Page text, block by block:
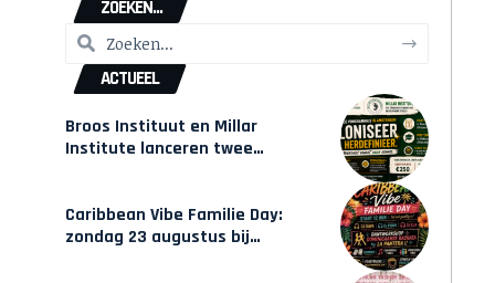
ZOEKEN...
ACTUEEL
Broos Instituut en Millar
Institute lanceren twee
Caribbean Vibe Familie Day:
zondag 23 augustus bij